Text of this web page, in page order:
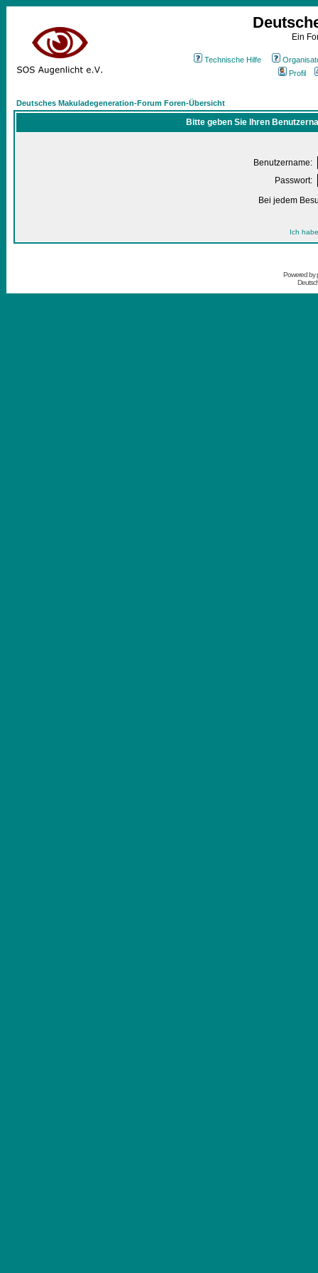
Ein
Technische Hilfe
Profil
Deutsches Makuladegeneration-Forum Foren-Übersicht
Bitte geben Sie Ihren
Benutzername:
Passwort:
Bei jedem
Ich
Powered by